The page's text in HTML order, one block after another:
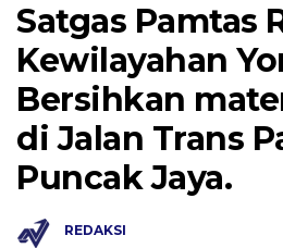
Satgas Pamtas
Kewilayahan
Bersihkan
di Jalan Trans
Puncak Jaya.
REDAKSI